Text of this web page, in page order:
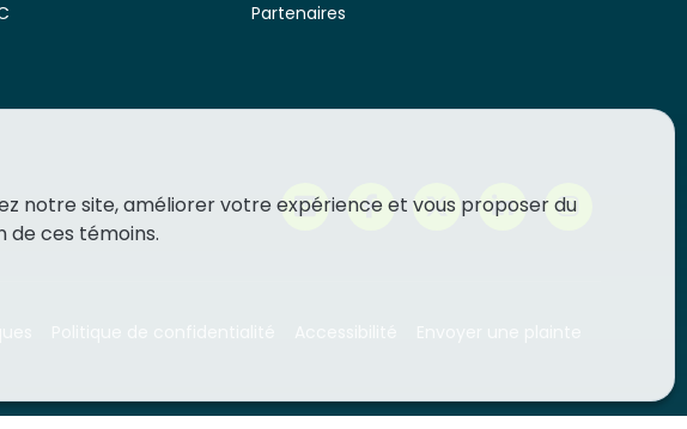
Partenaires
notre site, améliorer votre expérience et vous proposer du
de ces témoins.